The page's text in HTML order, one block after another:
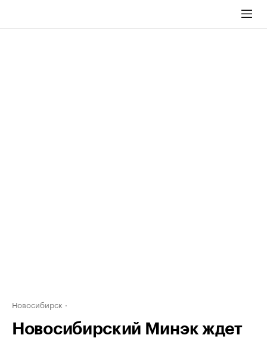
Новосибирск
Новосибирский Минэк ждет